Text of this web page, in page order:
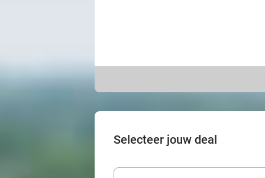
Selecteer jouw deal